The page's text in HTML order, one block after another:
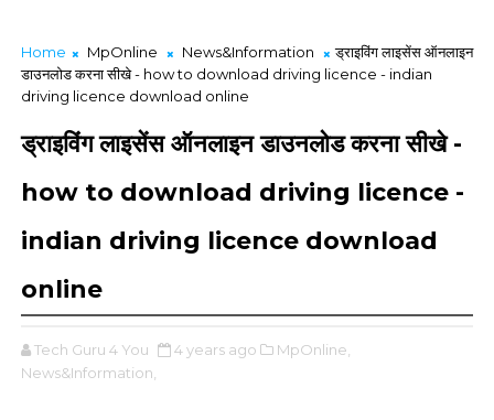
Home MpOnline News&Information
ड्राइविंग लाइसेंस ऑनलाइन
डाउनलोड करना सीखे - how to download driving licence - indian
driving licence download online
ड्राइविंग लाइसेंस ऑनलाइन डाउनलोड करना सीखे -
how to download driving licence -
indian driving licence download
online
Tech Guru 4 You 4 years ago
MpOnline,
News&Information,